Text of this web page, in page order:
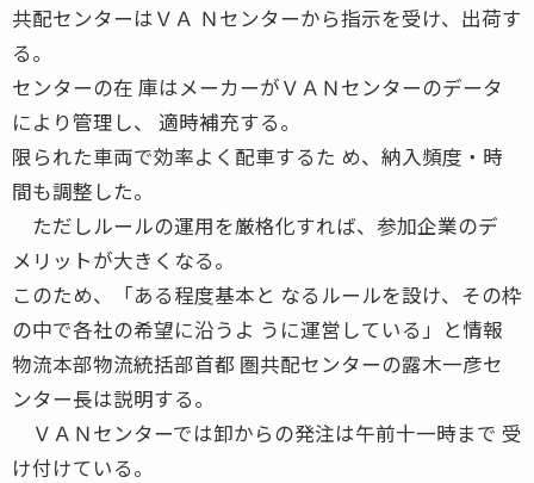
共配センターはＶＡ Ｎセンターから指示を受け、出荷す
る。
センターの在 庫はメーカーがＶＡＮセンターのデータ
により管理し、 適時補充する。
限られた車両で効率よく配車するた め、納入頻度・時
間も調整した。
ただしルールの運用を厳格化すれば、参加企業のデ
メリットが大きくなる。
このため、「ある程度基本と なるルールを設け、その枠
の中で各社の希望に沿うよ うに運営している」と情報
物流本部物流統括部首都 圏共配センターの露木一彦セ
ンター長は説明する。
ＶＡＮセンターでは卸からの発注は午前十一時まで 受
け付けている。